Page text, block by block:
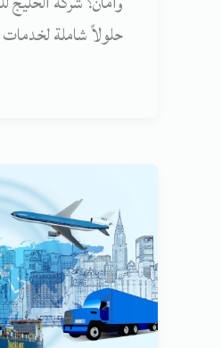
حلولاً شاملة